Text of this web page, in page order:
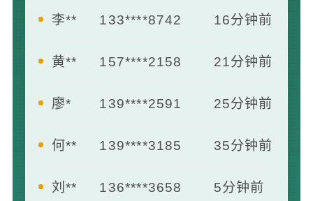
李** 133****8742 16分钟前
黄** 157****2158 21分钟前
廖* 139****2591 25分钟前
何** 139****3185 35分钟前
刘** 136****3658 5分钟前